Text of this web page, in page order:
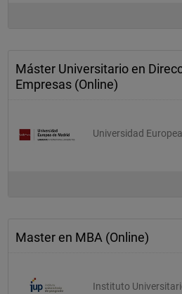
Máster Universitario en
Empresas (Online)
Universidad
Master en MBA (Online)
Instituto